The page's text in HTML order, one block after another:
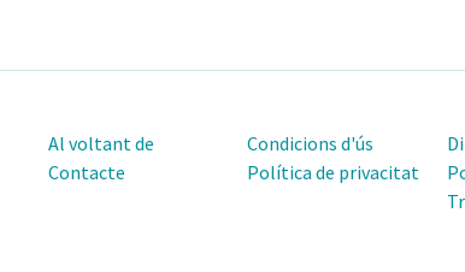
Al voltant de
Contacte
Condicions d'ús
Política de privacitat